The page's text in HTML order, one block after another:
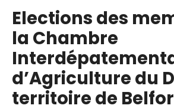
Elections des
la Chambre
d’Agriculture du
territoire de